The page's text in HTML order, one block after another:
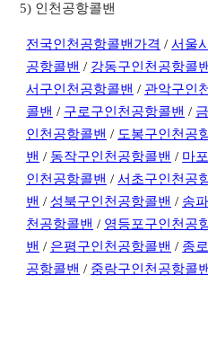
5) 인천공항콜밴
전국인천공항콜밴가격 /서울
공항콜밴 / 강동구인천공항콜
서구인천공항콜밴 / 관악구인
콜밴 / 구로구인천공항콜밴 /
인천공항콜밴 / 도봉구인천공
밴 / 동작구인천공항콜밴 / 마
인천공항콜밴 /서초구인천공
밴 / 성북구인천공항콜밴 / 송
천공항콜밴 / 영등포구인천공
밴 / 은평구인천공항콜밴 / 종
공항콜밴 / 중랑구인천공항콜